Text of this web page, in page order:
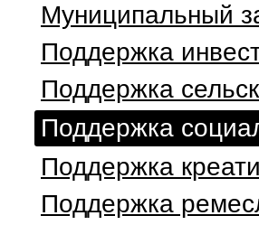
Муниципальный
Поддержка
Поддержка
Поддержка
Поддержка
Поддержка